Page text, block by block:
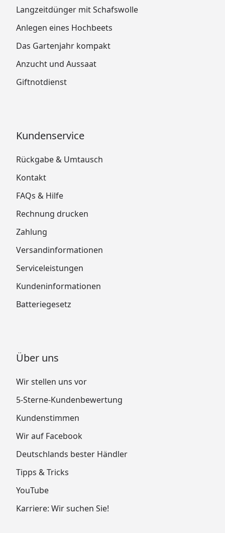
Langzeitdünger mit Schafswolle
Anlegen eines Hochbeets
Das Gartenjahr kompakt
Anzucht und Aussaat
Giftnotdienst
Kundenservice
Rückgabe & Umtausch
Kontakt
FAQs & Hilfe
Rechnung drucken
Zahlung
Versandinformationen
Serviceleistungen
Kundeninformationen
Batteriegesetz
Über uns
Wir stellen uns vor
5-Sterne-Kundenbewertung
Kundenstimmen
Wir auf Facebook
Deutschlands bester Händler
Tipps & Tricks
YouTube
Karriere: Wir suchen Sie!